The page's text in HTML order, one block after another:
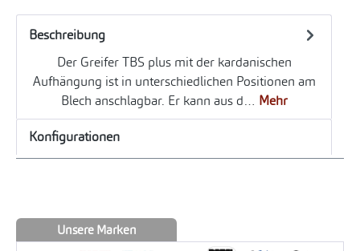
Beschreibung
Der Greifer TBS plus mit der kardanischen
Aufhängung ist in unterschiedlichen Positionen am
Blech anschlagbar. Er kann aus d… Mehr
Konfigurationen
Unsere Marken